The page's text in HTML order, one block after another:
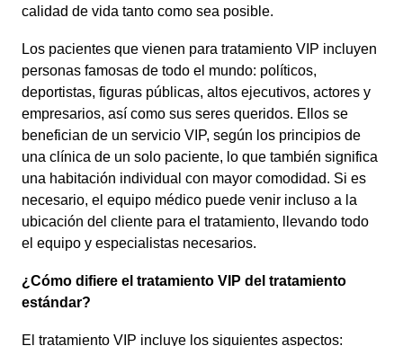
calidad de vida tanto como sea posible.
Los pacientes que vienen para tratamiento VIP incluyen
personas famosas de todo el mundo: políticos,
deportistas, figuras públicas, altos ejecutivos, actores y
empresarios, así como sus seres queridos. Ellos se
benefician de un servicio VIP, según los principios de
una clínica de un solo paciente, lo que también significa
una habitación individual con mayor comodidad. Si es
necesario, el equipo médico puede venir incluso a la
ubicación del cliente para el tratamiento, llevando todo
el equipo y especialistas necesarios.
¿Cómo difiere el tratamiento VIP del tratamiento
estándar?
El tratamiento VIP incluye los siguientes aspectos: